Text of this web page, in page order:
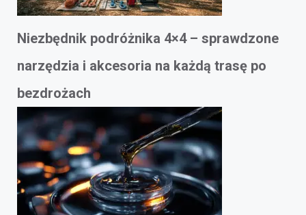
Niezbędnik podróżnika 4×4 – sprawdzone
narzędzia i akcesoria na każdą trasę po
bezdrożach